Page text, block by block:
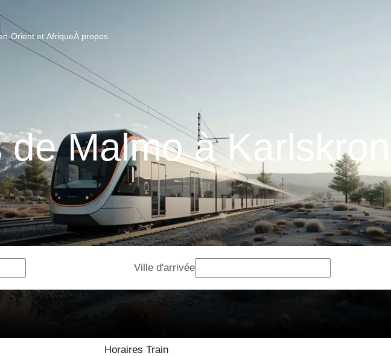
Orient et AfriqueÀ propos
Malmo à Karlskrona
Ville d'arrivée
Horaires Train